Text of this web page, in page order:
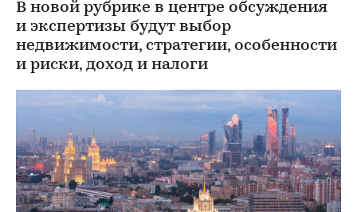
В новой рубрике в центре обсуждения
и экспертизы будут выбор
недвижимости, стратегии, особенности
и риски, доход и налоги